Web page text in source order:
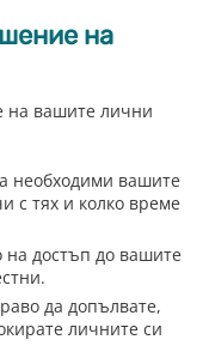
на
на вашите лични
необходими вашите
с тях и колко време
достъп до вашите
да допълвате,
личните си